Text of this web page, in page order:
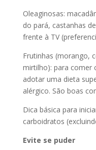
Oleaginosas:
do pará, castanhas
frente à TV
Frutinhas (morango,
mirtilho): para comer
adotar uma dieta
alérgico. São boas
Dica básica para
carboidratos
Evite se puder